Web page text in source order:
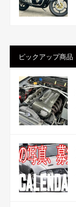
ピックアップ商品